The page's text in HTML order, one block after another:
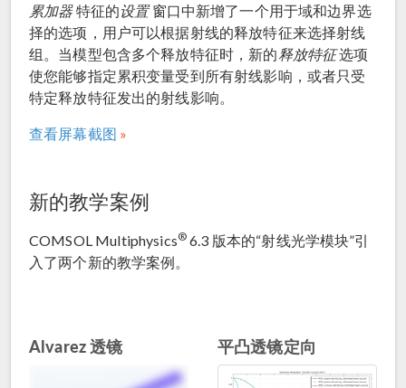
累加器特征的设置窗口中新增了一个用于域和边界选
择的选项，用户可以根据射线的释放特征来选择射线
组。当模型包含多个释放特征时，新的释放特征选项
使您能够指定累积变量受到所有射线影响，或者只受
特定释放特征发出的射线影响。
查看屏幕截图
新的教学案例
COMSOL Multiphysics® 6.3 版本的“射线光学模块”引
入了两个新的教学案例。
Alvarez 透镜 平凸透镜定向